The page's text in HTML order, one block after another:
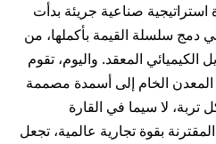
صناعية جريئة بدأت
دمج سلسلة القيمة بأكملها، من
الكيميائي المعقد. واليوم، تقوم
الخام إلى أسمدة مصممة
لا سيما في القارة
المقترنة بقوة تجارية عالمية، تجعل